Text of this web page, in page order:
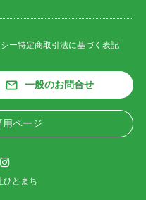
ー特定商取引法に基づく表記
一般のお問合せ
ページ
とまち